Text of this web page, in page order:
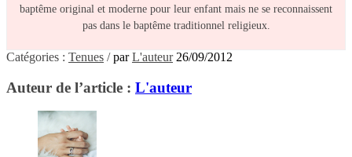
baptême original et moderne pour leur enfant mais ne se reconnaissent
pas dans le baptême traditionnel religieux.
Catégories : Tenues /parL'auteur 26/09/2012
Auteur de l’article : L'auteur